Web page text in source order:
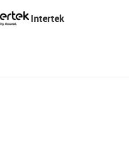
Intertek